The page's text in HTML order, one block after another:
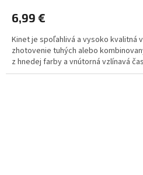
6,99 €
Kinet je spoľahlivá a vysoko kvalitná
zhotovenie tuhých alebo
z hnedej farby a vnútorná vzlínavá